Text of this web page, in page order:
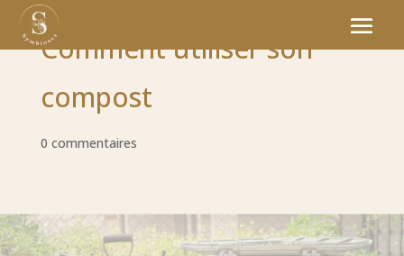
Comment utiliser son
compost
0 commentaires